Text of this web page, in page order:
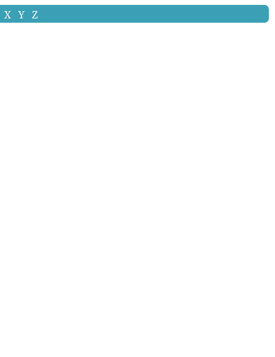
X Y Z